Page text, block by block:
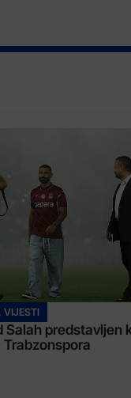
VIJESTI
Salah predstavljen